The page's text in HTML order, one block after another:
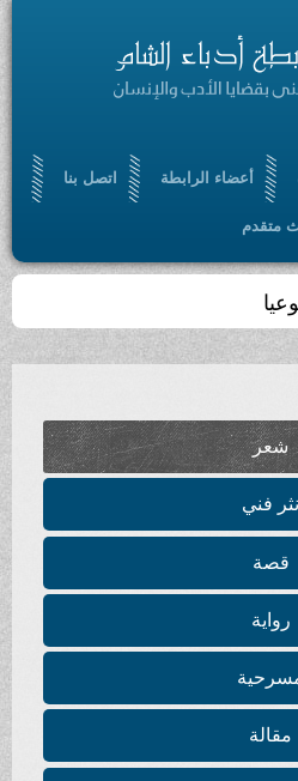
أعضاء الرابطة اتصل بنا
فني